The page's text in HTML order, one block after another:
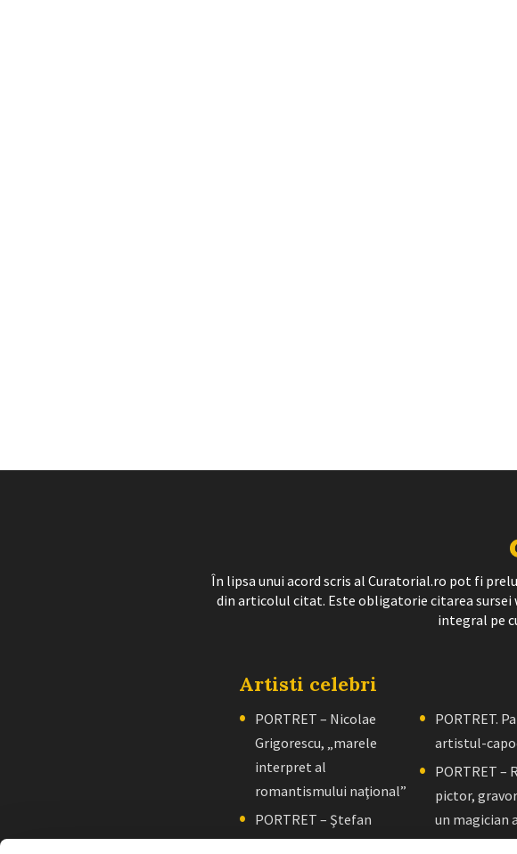
În lipsa unui acord scris al Curatorial.ro pot fi
din articolul citat. Este obligatorie citarea sursei
integral pe
Artisti celebri
PORTRET – Nicolae
Grigorescu, „marele
interpret al
romantismului naţional”
PORTRET – Ştefan
Luchian, „un zugrav”
PORTRET.
artistul-
PORTRET –
pictor,
un magician